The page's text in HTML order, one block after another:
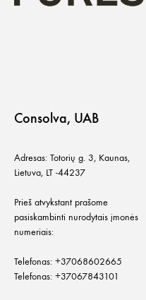
Consolva, UAB
Adresas: Totorių g. 3, Kaunas,
Lietuva, LT -44237
Prieš atvykstant prašome
pasiskambinti nurodytais įmonės
numeriais:
Telefonas: +37068602665
Telefonas: +37067843101